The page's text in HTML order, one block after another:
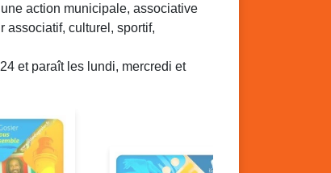
action municipale, associative
associatif, culturel, sportif,
et paraît les lundi, mercredi et